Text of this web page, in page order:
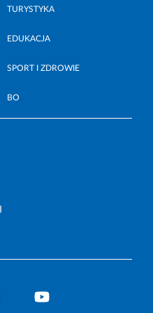
TURYSTYKA
EDUKACJA
SPORT I ZDROWIE
BO